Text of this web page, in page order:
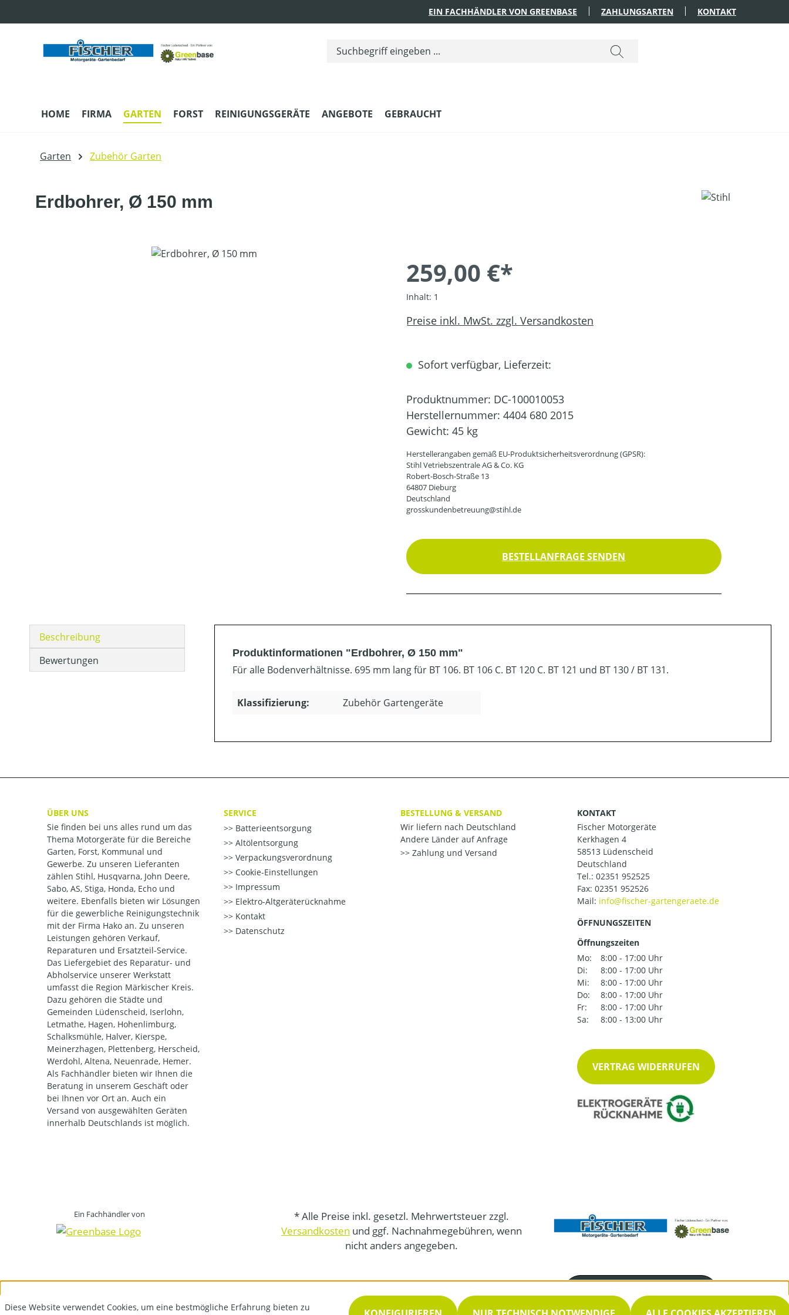
EIN FACHHÄNDLER VON GREENBASE ZAHLUNGSARTEN KONTAKT
HOME FIRMA GARTEN FORST REINIGUNGSGERÄTE ANGEBOTE GEBRAUCHT
Garten Zubehör Garten
Erdbohrer, Ø 150 mm
259,00 €*
Inhalt: 1
Preise inkl. MwSt. zzgl. Versandkosten
Sofort verfügbar, Lieferzeit:
Produktnummer: DC-100010053
Herstellernummer: 4404 680 2015
Gewicht: 45 kg
Herstellerangaben gemäß EU-Produktsicherheitsverordnung (GPSR):
Stihl Vetriebszentrale AG & Co. KG
Robert-Bosch-Straße 13
64807 Dieburg
Deutschland
grosskundenbetreuung@stihl.de
BESTELLANFRAGE SENDEN
Beschreibung
Bewertungen
Produktinformationen "Erdbohrer, Ø 150 mm"
Für alle Bodenverhältnisse. 695 mm lang für BT 106. BT 106 C. BT 120 C. BT 121 und BT 130 / BT 131.
Klassifizierung: Zubehör Gartengeräte
ÜBER UNS
Sie finden bei uns alles rund um das
Thema Motorgeräte für die Bereiche
Garten, Forst, Kommunal und
Gewerbe. Zu unseren Lieferanten
zählen Stihl, Husqvarna, John Deere,
Sabo, AS, Stiga, Honda, Echo und
weitere. Ebenfalls bieten wir Lösungen
für die gewerbliche Reinigungstechnik
mit der Firma Hako an. Zu unseren
Leistungen gehören Verkauf,
Reparaturen und Ersatzteil-Service.
Das Liefergebiet des Reparatur- und
Abholservice unserer Werkstatt
umfasst die Region Märkischer Kreis.
Dazu gehören die Städte und
Gemeinden Lüdenscheid, Iserlohn,
Letmathe, Hagen, Hohenlimburg,
Schalksmühle, Halver, Kierspe,
Meinerzhagen, Plettenberg, Herscheid,
Werdohl, Altena, Neuenrade, Hemer.
Als Fachhändler bieten wir Ihnen die
Beratung in unserem Geschäft oder
bei Ihnen vor Ort an. Auch ein
Versand von ausgewählten Geräten
innerhalb Deutschlands ist möglich.
SERVICE
Batterieentsorgung
Altölentsorgung
Verpackungsverordnung
Cookie-Einstellungen
Impressum
Elektro-Altgeräterücknahme
Kontakt
Datenschutz
BESTELLUNG & VERSAND
Wir liefern nach Deutschland
Andere Länder auf Anfrage
Zahlung und Versand
KONTAKT
Fischer Motorgeräte
Kerkhagen 4
58513 Lüdenscheid
Deutschland
Tel.: 02351 952525
Fax: 02351 952526
Mail:
ÖFFNUNGSZEITEN
Öffnungszeiten
Mo:
8:00 - 17:00 Uhr
Di:
8:00 - 17:00 Uhr
Mi:
8:00 - 17:00 Uhr
Do:
8:00 - 17:00 Uhr
Fr:
8:00 - 17:00 Uhr
Sa:
8:00 - 13:00 Uhr
VERTRAG WIDERRUFEN
Ein Fachhändler von
* Alle Preise inkl. gesetzl. Mehrwertsteuer zzgl.
Versandkosten und ggf. Nachnahmegebühren, wenn
nicht anders angegeben.
02351 952525
Diese Website verwendet Cookies, um eine bestmögliche Erfahrung bieten zu